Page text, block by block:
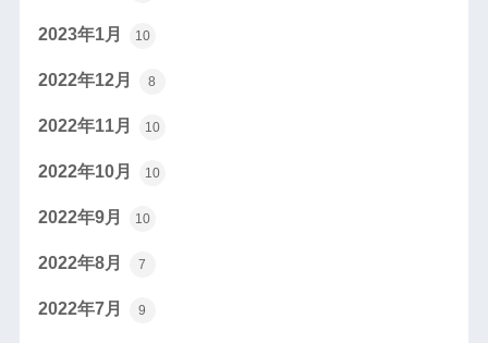
2023年1月 10
2022年12月 8
2022年11月 10
2022年10月 10
2022年9月 10
2022年8月 7
2022年7月 9